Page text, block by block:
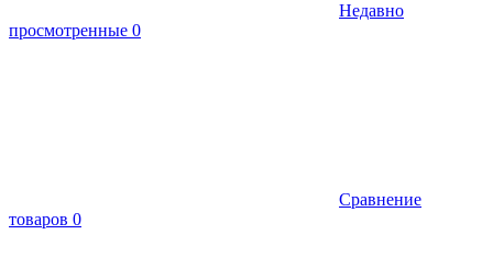
Недавно
просмотренные 0
Сравнение
товаров 0